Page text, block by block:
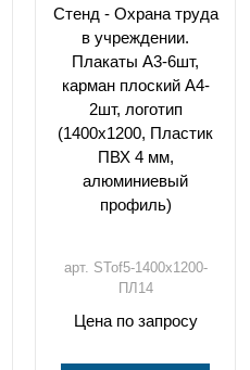
Стенд - Охрана труда
в учреждении.
Плакаты А3-6шт,
карман плоский А4-
2шт, логотип
(1400х1200, Пластик
ПВХ 4 мм,
алюминиевый
профиль)
арт. STof5-1400х1200-
ПЛ14
Цена по запросу